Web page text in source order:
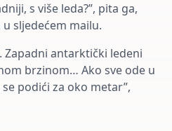
s više leda?”, pita ga,
sljedećem mailu.
Zapadni antarktički ledeni
brzinom… Ako sve ode u
podići za oko metar”,